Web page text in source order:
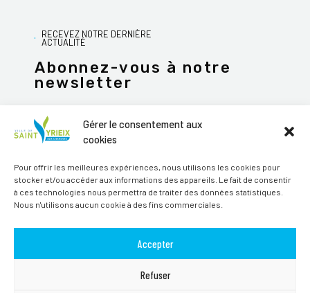
Gérer le consentement aux
cookies
Pour offrir les meilleures expériences, nous utilisons les cookies pour
stocker et/ou accéder aux informations des appareils. Le fait de consentir
à ces technologies nous permettra de traiter des données statistiques.
Nous n'utilisons aucun cookie à des fins commerciales.
Accepter
Refuser
RECEVEZ NOTRE DERNIÈRE
ACTUALITÉ
Abonnez-vous à notre
newsletter
JE M'ABONNE
Alternative: